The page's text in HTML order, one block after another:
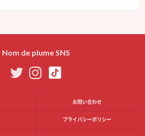
Nom de plume SNS
お問い合わせ
プライバシーポリシー